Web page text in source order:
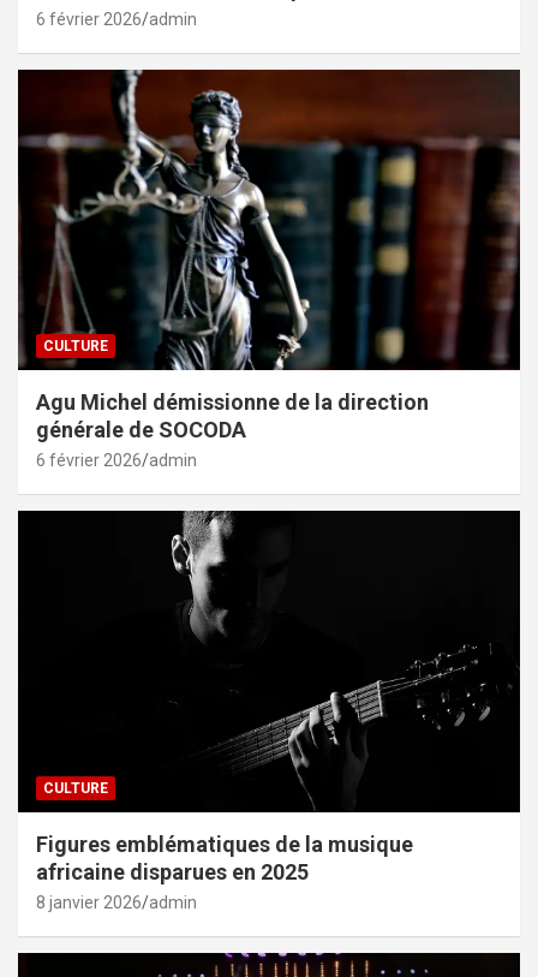
6 février 2026 admin
CULTURE
Agu Michel démissionne de la direction
générale de SOCODA
6 février 2026 admin
CULTURE
Figures emblématiques de la musique
africaine disparues en 2025
8 janvier 2026 admin